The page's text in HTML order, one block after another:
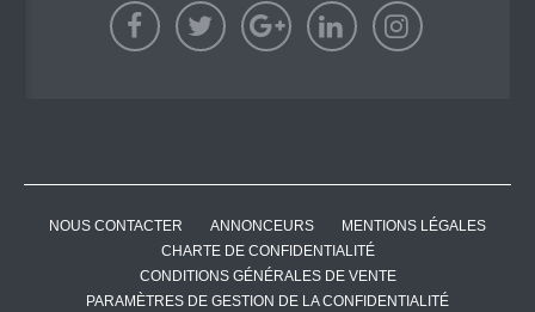
NOUS CONTACTER ANNONCEURS
MENTIONS LÉGALES
CHARTE DE CONFIDENTIALITÉ
CONDITIONS GÉNÉRALES DE VENTE
PARAMÈTRES DE GESTION DE LA CONFIDENTIALITÉ